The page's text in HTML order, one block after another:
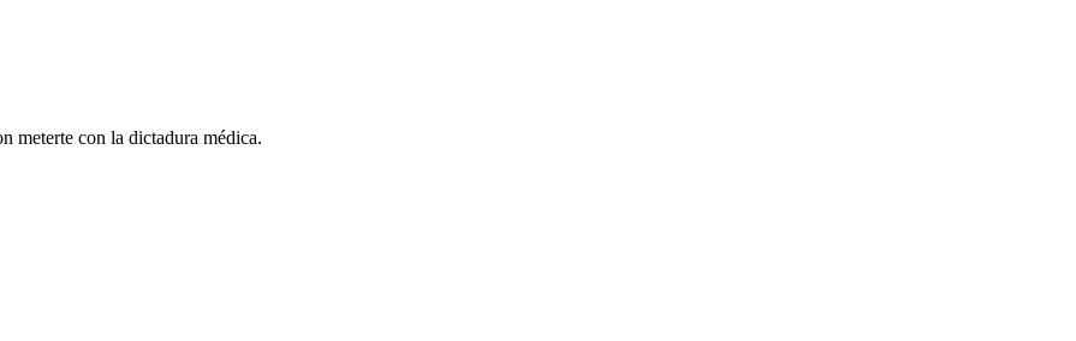
meterte con la dictadura médica.